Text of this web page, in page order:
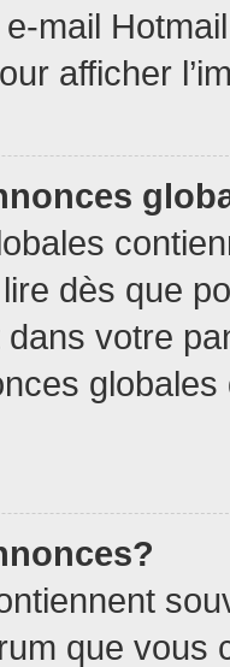
mail
afficher
dès que
votre
que vous